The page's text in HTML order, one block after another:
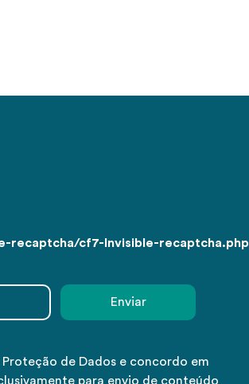
recaptcha/cf7-Invisible-recaptcha.php
de Dados e concordo em
para envio de conteúdo